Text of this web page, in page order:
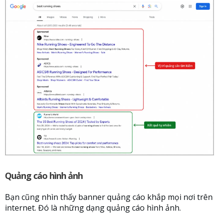
Quảng cáo hình ảnh
Bạn cũng nhìn thấy banner quảng cáo khắp mọi nơi trên
internet. Đó là những dạng quảng cáo hình ảnh.